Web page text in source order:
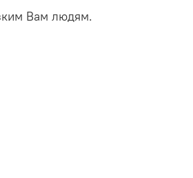
Вам людям.